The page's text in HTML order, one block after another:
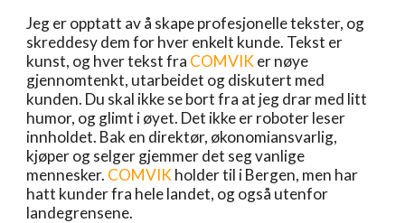
Jeg er opptatt av å skape profesjonelle tekster, og
skreddesy dem for hver enkelt kunde. Tekst er
kunst, og hver tekst fra COMVIK er nøye
gjennomtenkt, utarbeidet og diskutert med
kunden. Du skal ikke se bort fra at jeg drar med litt
humor, og glimt i øyet. Det ikke er roboter leser
innholdet. Bak en direktør, økonomiansvarlig,
kjøper og selger gjemmer det seg vanlige
mennesker. COMVIK holder til i Bergen, men har
hatt kunder fra hele landet, og også utenfor
landegrensene.